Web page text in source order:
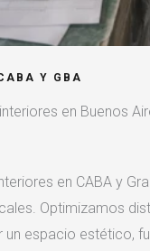
Y GBA
en Buenos
en CABA y
Optimizamos
un espacio estético,